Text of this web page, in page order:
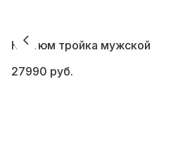
Костюм тройка мужской
27990 руб.